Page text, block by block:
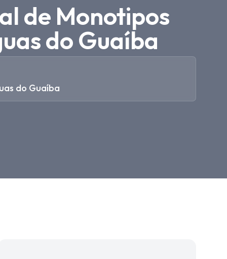
de Monotipos
do Guaíba
do Guaíba